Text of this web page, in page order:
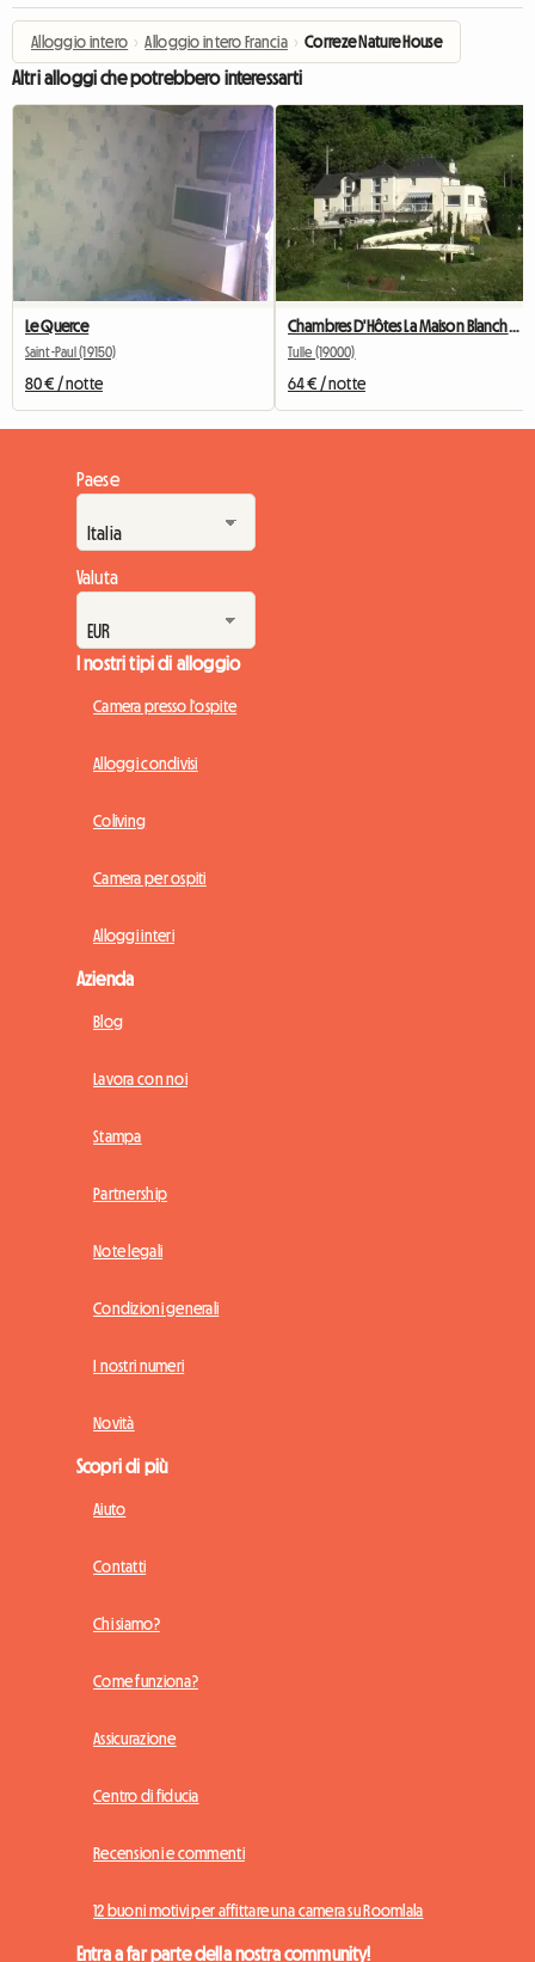
Alloggio intero › Alloggio intero Francia › Correze Nature House
Altri alloggi che potrebbero interessarti
Le Querce
Saint-Paul (19150)
80 € / notte
Tulle (19000)
64 € / notte
Paese
Valuta
I nostri tipi di alloggio
Camera presso l'ospite
Alloggi condivisi
Coliving
Camera per ospiti
Alloggi interi
Azienda
Blog
Lavora con noi
Stampa
Partnership
Note legali
Condizioni generali
I nostri numeri
Novità
Scopri di più
Aiuto
Contatti
Chi siamo?
Come funziona?
Assicurazione
Centro di fiducia
Recensioni e commenti
12 buoni motivi per affittare una camera su Roomlala
Entra a far parte della nostra community!